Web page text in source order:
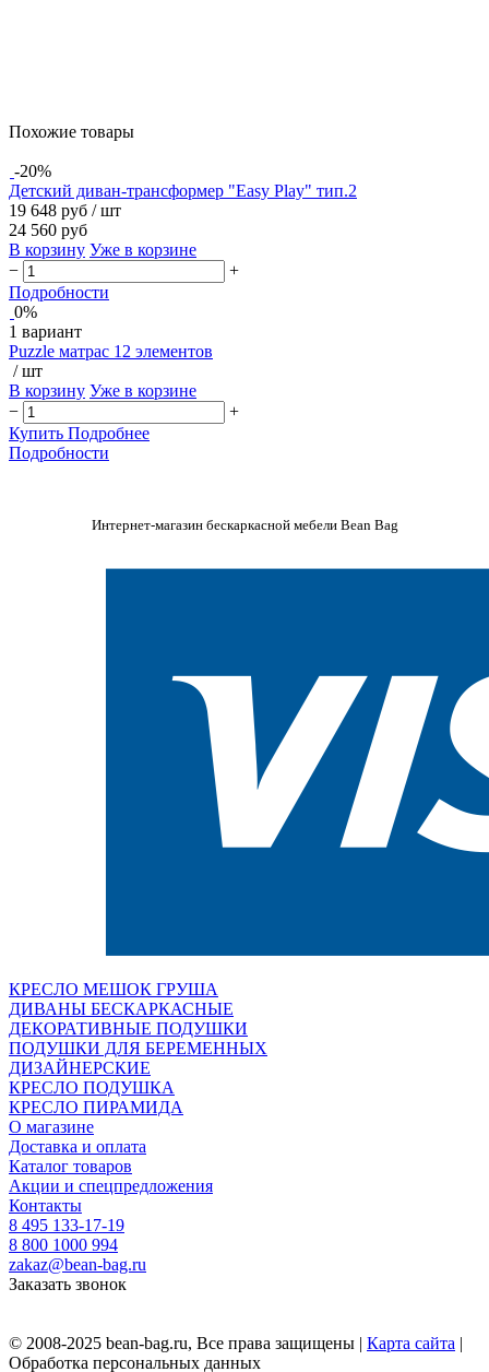
Похожие товары
-20%
Детский диван-трансформер "Easy Play" тип.2
19 648 руб / шт
24 560 руб
В корзину Уже в корзине
−
+
Подробности
0%
1 вариант
Puzzle матрас 12 элементов
/ шт
В корзину Уже в корзине
−
+
Купить Подробнее
Подробности
Интернет-магазин бескаркасной мебели Bean Bag
КРЕСЛО МЕШОК ГРУША
ДИВАНЫ БЕСКАРКАСНЫЕ
ДЕКОРАТИВНЫЕ ПОДУШКИ
ПОДУШКИ ДЛЯ БЕРЕМЕННЫХ
ДИЗАЙНЕРСКИЕ
КРЕСЛО ПОДУШКА
КРЕСЛО ПИРАМИДА
О магазине
Доставка и оплата
Каталог товаров
Акции и спецпредложения
Контакты
8 495 133-17-19
8 800 1000 994
zakaz@bean-bag.ru
Заказать звонок
© 2008-2025 bean-bag.ru, Все права защищены | Карта сайта |
Обработка персональных данных